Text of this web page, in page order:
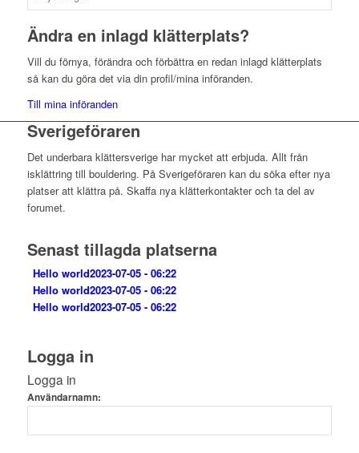
Ändra en inlagd klätterplats?
Vill du förnya, förändra och förbättra en redan inlagd klätterplats
så kan du göra det via din profil/mina införanden.
Till mina införanden
Sverigeföraren
Det underbara klättersverige har mycket att erbjuda. Allt från
isklättring till bouldering. På Sverigeföraren kan du söka efter nya
platser att klättra på. Skaffa nya klätterkontakter och ta del av
forumet.
Senast tillagda platserna
Hello world2023-07-05 - 06:22
Hello world2023-07-05 - 06:22
Hello world2023-07-05 - 06:22
Logga in
Logga in
Användarnamn: